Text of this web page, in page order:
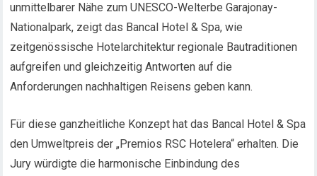
unmittelbarer Nähe zum UNESCO-Welterbe Garajonay-
Nationalpark, zeigt das Bancal Hotel & Spa, wie
zeitgenössische Hotelarchitektur regionale Bautraditionen
aufgreifen und gleichzeitig Antworten auf die
Anforderungen nachhaltigen Reisens geben kann.
Für diese ganzheitliche Konzept hat das Bancal Hotel & Spa
den Umweltpreis der „Premios RSC Hotelera“ erhalten. Die
Jury würdigte die harmonische Einbindung des